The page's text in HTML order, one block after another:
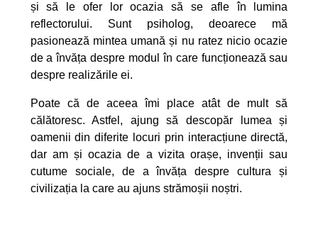
și să le ofer lor ocazia să se afle în lumina
reflectorului. Sunt psiholog, deoarece mă
pasionează mintea umană și nu ratez nicio ocazie
de a învăța despre modul în care funcționează sau
despre realizările ei.
Poate că de aceea îmi place atât de mult să
călătoresc. Astfel, ajung să descopăr lumea și
oamenii din diferite locuri prin interacțiune directă,
dar am și ocazia de a vizita orașe, invenții sau
cutume sociale, de a învăța despre cultura și
civilizația la care au ajuns strămoșii noștri.